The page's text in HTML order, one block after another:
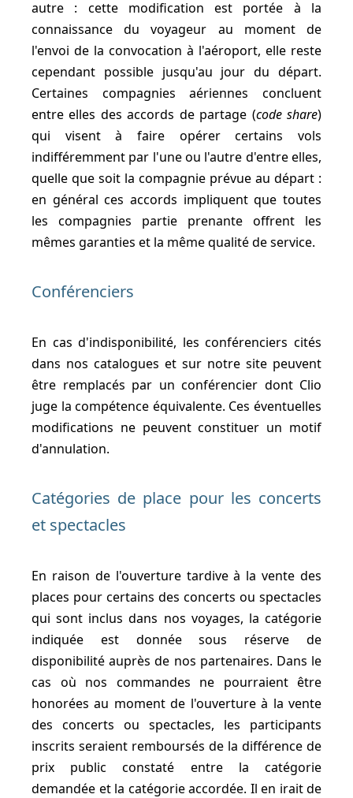
autre : cette modification est portée à la
connaissance du voyageur au moment de
l'envoi de la convocation à l'aéroport, elle reste
cependant possible jusqu'au jour du départ.
Certaines compagnies aériennes concluent
entre elles des accords de partage (code share)
qui visent à faire opérer certains vols
indifféremment par l'une ou l'autre d'entre elles,
quelle que soit la compagnie prévue au départ :
en général ces accords impliquent que toutes
les compagnies partie prenante offrent les
mêmes garanties et la même qualité de service.
Conférenciers
En cas d'indisponibilité, les conférenciers cités
dans nos catalogues et sur notre site peuvent
être remplacés par un conférencier dont Clio
juge la compétence équivalente. Ces éventuelles
modifications ne peuvent constituer un motif
d'annulation.
Catégories de place pour les concerts
et spectacles
En raison de l'ouverture tardive à la vente des
places pour certains des concerts ou spectacles
qui sont inclus dans nos voyages, la catégorie
indiquée est donnée sous réserve de
disponibilité auprès de nos partenaires. Dans le
cas où nos commandes ne pourraient être
honorées au moment de l'ouverture à la vente
des concerts ou spectacles, les participants
inscrits seraient remboursés de la différence de
prix public constaté entre la catégorie
demandée et la catégorie accordée. Il en irait de